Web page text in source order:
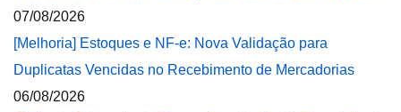
07/08/2026
[Melhoria] Estoques e NF-e: Nova Validação para
Duplicatas Vencidas no Recebimento de Mercadorias
06/08/2026